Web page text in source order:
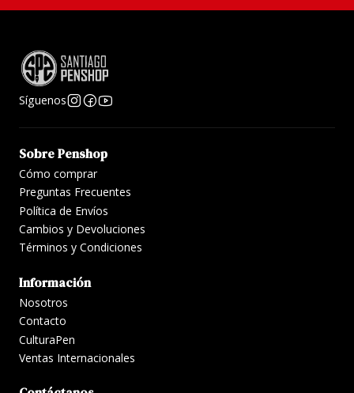
Síguenos
Sobre Penshop
Cómo comprar
Preguntas Frecuentes
Política de Envíos
Cambios y Devoluciones
Términos y Condiciones
Información
Nosotros
Contacto
CulturaPen
Ventas Internacionales